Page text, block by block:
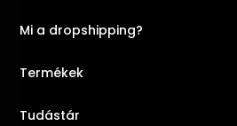
Mi a dropshipping?
Termékek
Tudástár